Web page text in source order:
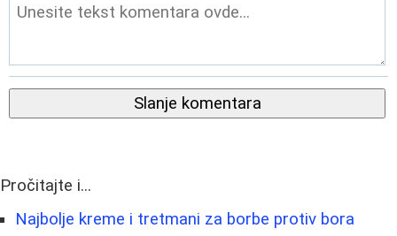
Slanje komentara
Pročitajte i...
Najbolje kreme i tretmani za borbe protiv bora